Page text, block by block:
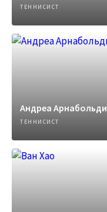
ТЕННИСИСТ
Андреа Арнабольди
ТЕННИСИСТ